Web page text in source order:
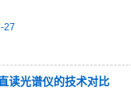
27
读光谱仪的技术对比